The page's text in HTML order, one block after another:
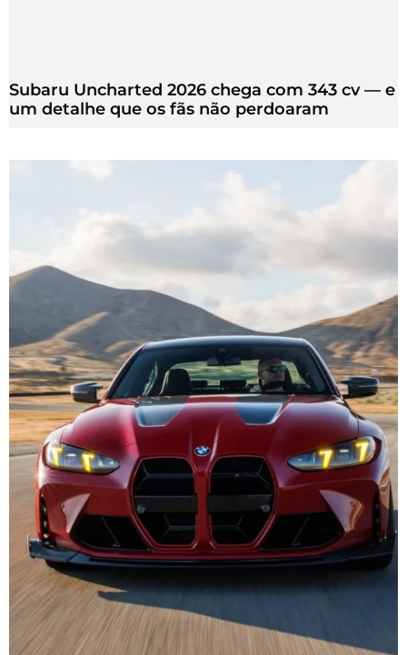
Subaru Uncharted 2026 chega com 343 cv — e
um detalhe que os fãs não perdoaram